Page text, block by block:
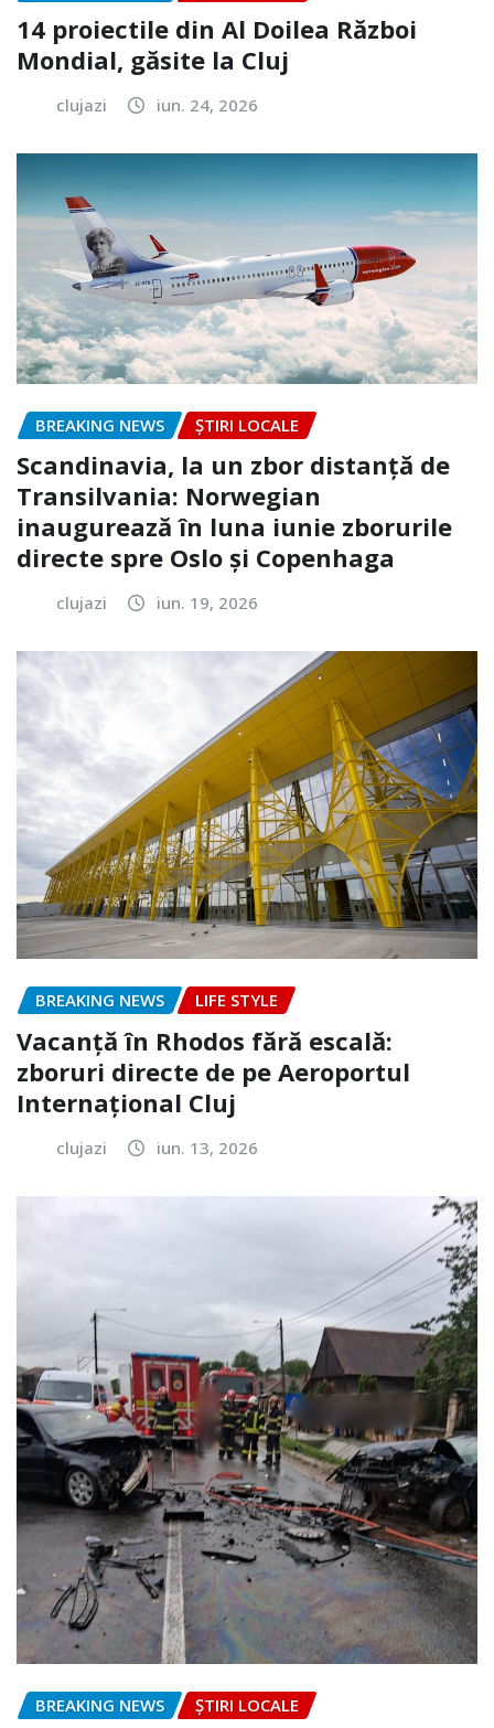
14 proiectile din Al Doilea Război
Mondial, găsite la Cluj
clujazi iun. 24, 2026
BREAKING NEWS ȘTIRI LOCALE
Scandinavia, la un zbor distanță de
Transilvania: Norwegian
inaugurează în luna iunie zborurile
directe spre Oslo și Copenhaga
clujazi iun. 19, 2026
BREAKING NEWS LIFE STYLE
Vacanță în Rhodos fără escală:
zboruri directe de pe Aeroportul
Internațional Cluj
clujazi iun. 13, 2026
BREAKING NEWS ȘTIRI LOCALE